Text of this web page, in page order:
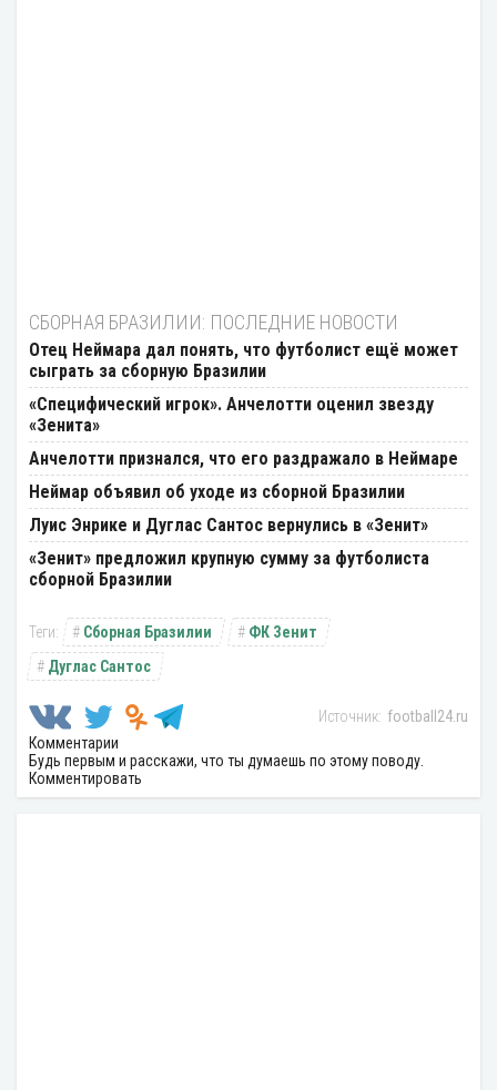
СБОРНАЯ БРАЗИЛИИ: ПОСЛЕДНИЕ НОВОСТИ
Отец Неймара дал понять, что футболист ещё может
сыграть за сборную Бразилии
«Специфический игрок». Анчелотти оценил звезду
«Зенита»
Анчелотти признался, что его раздражало в Неймаре
Неймар объявил об уходе из сборной Бразилии
Луис Энрике и Дуглас Сантос вернулись в «Зенит»
«Зенит» предложил крупную сумму за футболиста
сборной Бразилии
Сборная Бразилии
ФК Зенит
Дуглас Сантос
football24.ru
Комментарии
Будь первым и расскажи, что ты думаешь по этому поводу.
Комментировать